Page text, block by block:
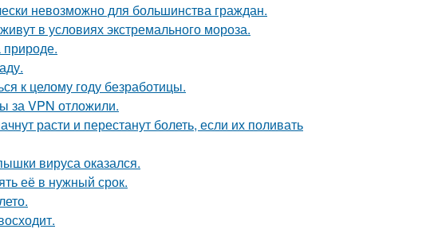
невозможно для большинства граждан.
в условиях экстремального мороза.
природе.
к целому году безработицы.
за VPN отложили.
расти и перестанут болеть, если их поливать
вируса оказался.
её в нужный срок.